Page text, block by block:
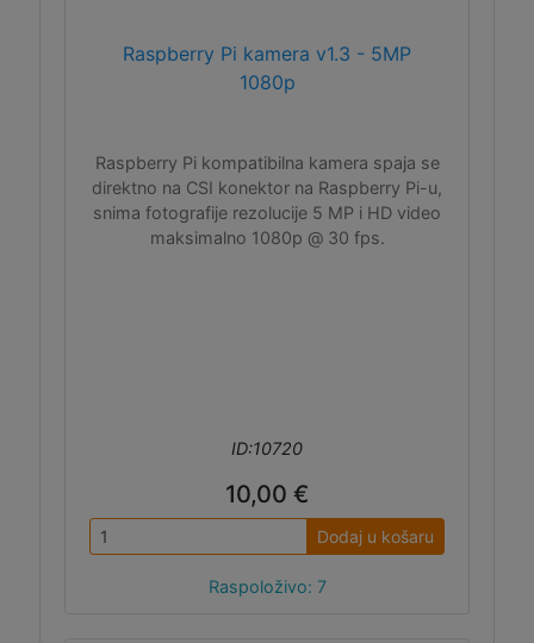
Raspberry Pi kamera v1.3 - 5MP
1080p
Raspberry Pi kompatibilna kamera spaja se
direktno na CSI konektor na Raspberry Pi-u,
snima fotografije rezolucije 5 MP i HD video
maksimalno 1080p @ 30 fps.
ID:10720
10,00 €
Dodaj u košaru
Raspoloživo: 7